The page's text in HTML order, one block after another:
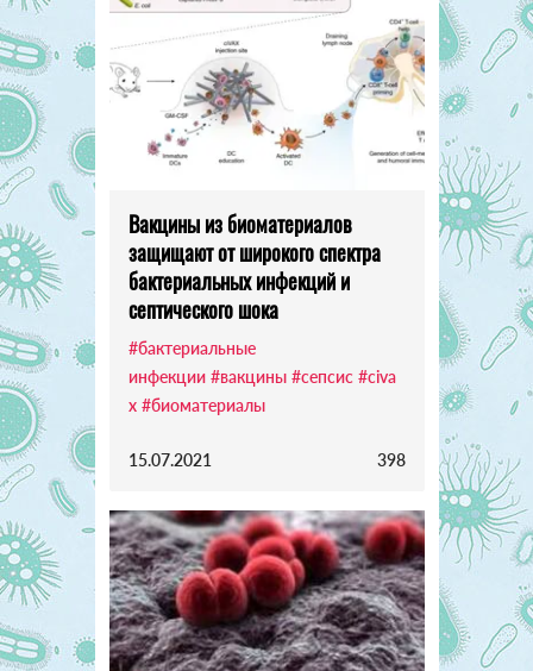
Вакцины из биоматериалов
защищают от широкого спектра
бактериальных инфекций и
септического шока
#бактериальные
инфекции #вакцины #сепсис #civa
x #биоматериалы
15.07.2021 398